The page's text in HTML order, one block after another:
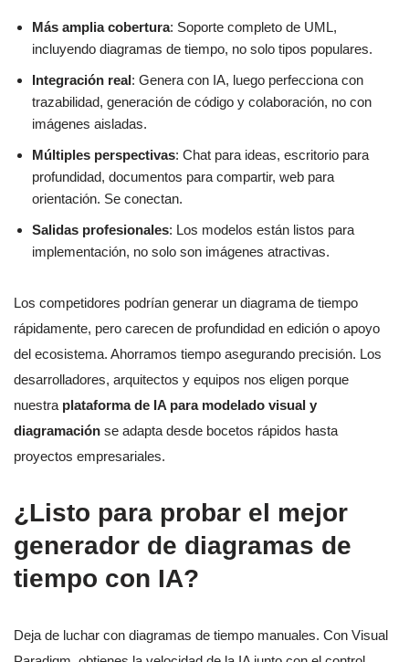
Más amplia cobertura: Soporte completo de UML,
incluyendo diagramas de tiempo, no solo tipos populares.
Integración real: Genera con IA, luego perfecciona con
trazabilidad, generación de código y colaboración, no con
imágenes aisladas.
Múltiples perspectivas: Chat para ideas, escritorio para
profundidad, documentos para compartir, web para
orientación. Se conectan.
Salidas profesionales: Los modelos están listos para
implementación, no solo son imágenes atractivas.
Los competidores podrían generar un diagrama de tiempo
rápidamente, pero carecen de profundidad en edición o apoyo
del ecosistema. Ahorramos tiempo asegurando precisión. Los
desarrolladores, arquitectos y equipos nos eligen porque
nuestra plataforma de IA para modelado visual y
diagramación se adapta desde bocetos rápidos hasta
proyectos empresariales.
¿Listo para probar el mejor
generador de diagramas de
tiempo con IA?
Deja de luchar con diagramas de tiempo manuales. Con Visual